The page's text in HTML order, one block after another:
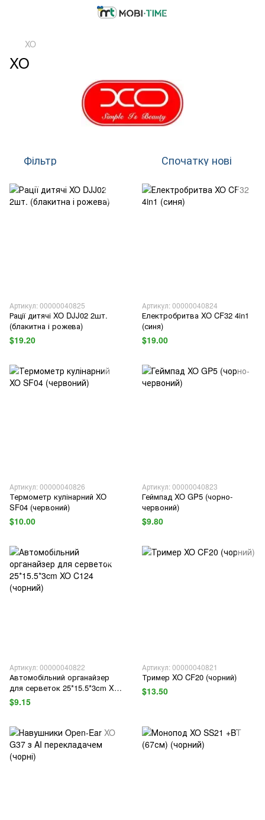
XO
XO
Фільтр Спочатку нові
Артикул: 00000040825
Рації дитячі XO DJJ02 2шт.
(блакитна і рожева)
$19.20
Артикул: 00000040824
Електробритва XO CF32 4in1
(синя)
$19.00
Артикул: 00000040826
Термометр кулінарний XO
SF04 (червоний)
$10.00
Артикул: 00000040823
Геймпад XO GP5 (чорно-
червоний)
$9.80
Артикул: 00000040822
Автомобільний органайзер
для серветок 25*15.5*3cm XO
C124 (чорний)
$9.15
Артикул: 00000040821
Тример XO CF20 (чорний)
$13.50